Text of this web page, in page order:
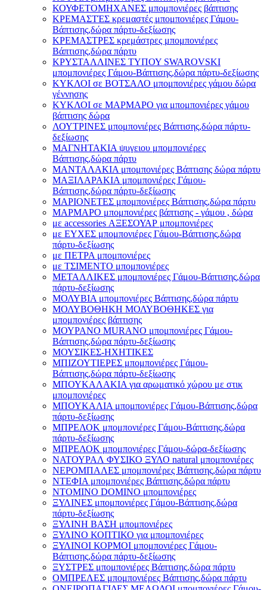
ΚΟΥΦΕΤΟΜΗΧΑΝΕΣ μπομπονιέρες βάπτισης
ΚΡΕΜΑΣΤΈΣ κρεμαστές μπομπονιέρες Γάμου-
Βάπτισης,δώρα πάρτυ-δεξίωσης
ΚΡΕΜΑΣΤΡΕΣ κρεμάστρες μπομπονιέρες
Βάπτισης,δώρα πάρτυ
ΚΡΥΣΤΑΛΛΙΝΕΣ ΤΥΠΟΥ SWAROVSKI
μπομπονιέρες Γάμου-Βάπτισης,δώρα πάρτυ-δεξίωσης
ΚΥΚΛΟΙ σε ΒΟΤΣΑΛΟ μπομπονιέρες γάμου δώρα
γέννησης
ΚΥΚΛΟΙ σε ΜΑΡΜΑΡΟ για μπομπονιέρες γάμου
βάπτισης δώρα
ΛΟΥΤΡΙΝΕΣ μπομπονιέρες Βάπτισης,δώρα πάρτυ-
δεξίωσης
ΜΑΓΝΗΤΑΚΙΑ ψυγειου μπομπονιέρες
Βάπτισης,δώρα πάρτυ
ΜΑΝΤΑΛΑΚΙΑ μπομπονιέρες Βάπτισης δώρα πάρτυ
ΜΑΞΙΛΑΡΑΚΙΑ μπομπονιέρες Γάμου-
Βάπτισης,δώρα πάρτυ-δεξίωσης
ΜΑΡΙΟΝΕΤΕΣ μπομπονιέρες Βάπτισης,δώρα πάρτυ
ΜΑΡΜΑΡΟ μπομπονιέρες βάπτισης - γάμου , δώρα
με accessories ΑΞΕΣΟΥΑΡ μπομπονιέρες
με ΕΥΧΕΣ μπομπονιέρες Γάμου-Βάπτισης,δώρα
πάρτυ-δεξίωσης
με ΠΕΤΡΑ μπομπονιέρες
με ΤΣΙΜΕΝΤΟ μπομπονιέρες
ΜΕΤΑΛΛΙΚΕΣ μπομπονιέρες Γάμου-Βάπτισης,δώρα
πάρτυ-δεξίωσης
ΜΟΛΥΒΙΑ μπομπονιέρες Βάπτισης,δώρα πάρτυ
ΜΟΛΥΒΟΘΗΚΗ ΜΟΛΥΒΟΘΗΚΕΣ για
μπομπονιέρες βάπτισης
ΜΟΥΡΑΝΟ MURANO μπομπονιέρες Γάμου-
Βάπτισης,δώρα πάρτυ-δεξίωσης
ΜΟΥΣΙΚΕΣ-ΗΧΗΤΙΚΕΣ
ΜΠΙΖΟΥΤΙΕΡΕΣ μπομπονιέρες Γάμου-
Βάπτισης,δώρα πάρτυ-δεξίωσης
ΜΠΟΥΚΑΛΑΚΙΑ για αρωματικό χώρου με στικ
μπομπονιέρες
ΜΠΟΥΚΑΛΙΑ μπομπονιέρες Γάμου-Βάπτισης,δώρα
πάρτυ-δεξίωσης
ΜΠΡΕΛΟΚ μπομπονιέρες Γάμου-Βάπτισης,δώρα
πάρτυ-δεξίωσης
ΜΠΡΕΛΟΚ μπομπονιέρες Γάμου-δώρα-δεξίωσης
ΝΑΤΟΥΡΑΛ ΦΥΣΙΚΟ ΞΥΛΟ natural μπομπονιέρες
ΝΕΡΟΜΠΑΛΕΣ μπομπονιέρες Βάπτισης,δώρα πάρτυ
ΝΤΕΦΙΑ μπομπονιέρες Βάπτισης,δώρα πάρτυ
ΝΤΟΜΙΝΟ DOMINO μπομπονιέρες
ΞΥΛΙΝΕΣ μπομπονιέρες Γάμου-Βάπτισης,δώρα
πάρτυ-δεξίωσης
ΞΥΛΙΝΗ ΒΑΣΗ μπομπονιέρες
ΞΥΛΙΝΟ ΚΟΠΤΙΚΟ για μπομπονιέρες
ΞΥΛΙΝΟΙ ΚΟΡΜΟΙ μπομπονιέρες Γάμου-
Βάπτισης,δώρα πάρτυ-δεξίωσης
ΞΥΣΤΡΕΣ μπομπονιέρες Βάπτισης,δώρα πάρτυ
ΟΜΠΡΕΛΕΣ μπομπονιέρες Βάπτισης,δώρα πάρτυ